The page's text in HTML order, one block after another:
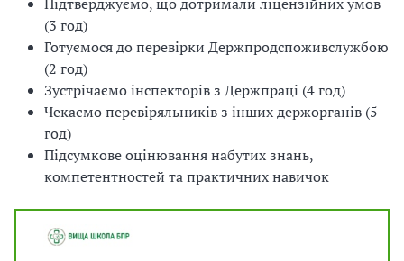
(3 год)
Готуємося до перевірки Держпродспоживслужбою
(2 год)
Зустрічаємо інспекторів з Держпраці (4 год)
Чекаємо перевіряльників з інших держорганів (5
год)
Підсумкове оцінювання набутих знань,
компетентностей та практичних навичок